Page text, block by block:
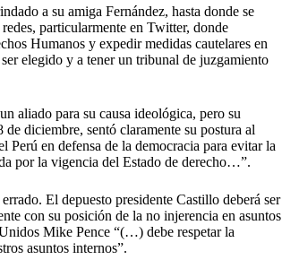
a su amiga Fernández, hasta donde se
particularmente en Twitter, donde
Humanos y expedir medidas cautelares en
elegido y a tener un tribunal de juzgamiento
aliado para su causa ideológica, pero su
diciembre, sentó claramente su postura al
en defensa de la democracia para evitar la
por la vigencia del Estado de derecho…”.
El depuesto presidente Castillo deberá ser
con su posición de la no injerencia en asuntos
Mike Pence “(…) debe respetar la
asuntos internos”.